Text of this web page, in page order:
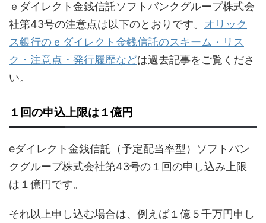
ｅダイレクト金銭信託ソフトバンクグループ株式会
社第43号の注意点は以下のとおりです。 オリック
ス銀行のｅダイレクト金銭信託のスキーム・リス
ク・注意点・発行履歴などは過去記事をご覧くださ
い。
１回の申込上限は１億円
eダイレクト金銭信託（予定配当率型）ソフトバン
クグループ株式会社第43号の１回の申し込み上限
は１億円です。
それ以上申し込む場合は、例えば１億５千万円申し